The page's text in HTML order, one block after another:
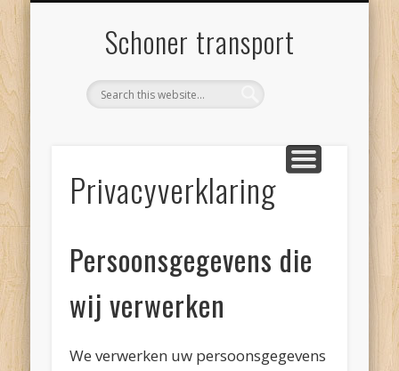
Schoner transport
Privacyverklaring
Persoonsgegevens die
wij verwerken
We verwerken uw persoonsgegevens